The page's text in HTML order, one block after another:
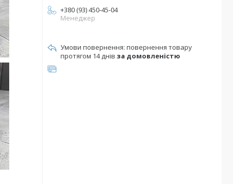
+380 (93) 450-45-04
Менеджер
повернення товару
протягом 14 днів за домовленістю